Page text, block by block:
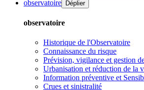
observatoire
Déplier
observatoire
Historique de l'Observatoire
Connaissance du risque
Prévision, vigilance et gestion
Urbanisation et réduction de la
Information préventive et
Crues et sinistralité